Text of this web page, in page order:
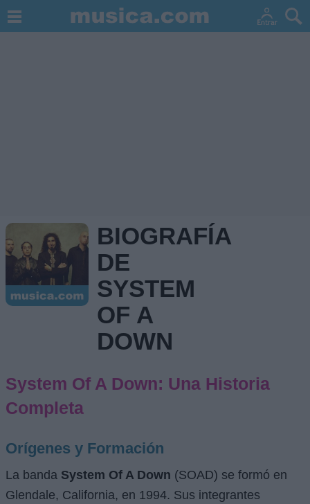
BIOGRAFÍA
DE
SYSTEM
OF A
DOWN
System Of A Down: Una Historia
Completa
Orígenes y Formación
La banda System Of A Down (SOAD) se formó en
Glendale, California, en 1994. Sus integrantes